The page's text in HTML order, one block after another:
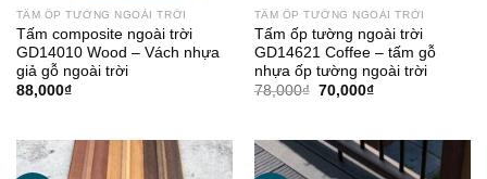
TẤM ỐP TƯỜNG NGOÀI TRỜI
Tấm composite ngoài trời
GD14010 Wood – Vách nhựa
giả gỗ ngoài trời
88,000₫
TẤM ỐP TƯỜNG NGOÀI TRỜI
Tấm ốp tường ngoài trời
GD14621 Coffee – tấm gỗ
nhựa ốp tường ngoài trời
78,000₫ Giá
70,000₫Giá
70,000₫.